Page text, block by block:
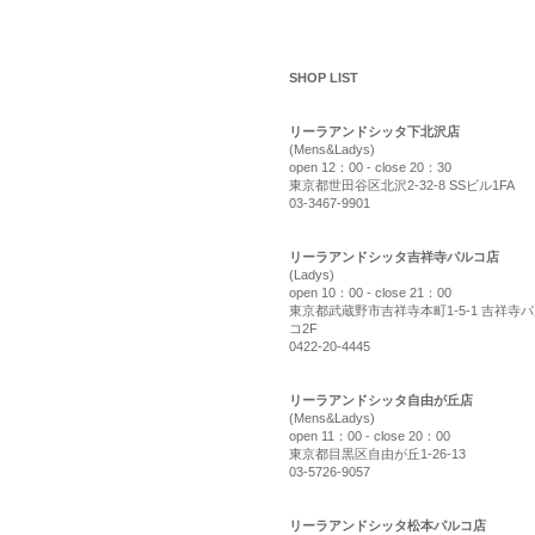
SHOP LIST
リーラアンドシッタ下北沢店
(Mens&Ladys)
open 12：00 - close 20：30
東京都世田谷区北沢2-32-8 SSビル1FA
03-3467-9901
リーラアンドシッタ吉祥寺パルコ店
(Ladys)
open 10：00 - close 21：00
東京都武蔵野市吉祥寺本町1-5-1 吉祥寺
コ2F
0422-20-4445
リーラアンドシッタ自由が丘店
(Mens&Ladys)
open 11：00 - close 20：00
東京都目黒区自由が丘1-26-13
03-5726-9057
リーラアンドシッタ松本パルコ店